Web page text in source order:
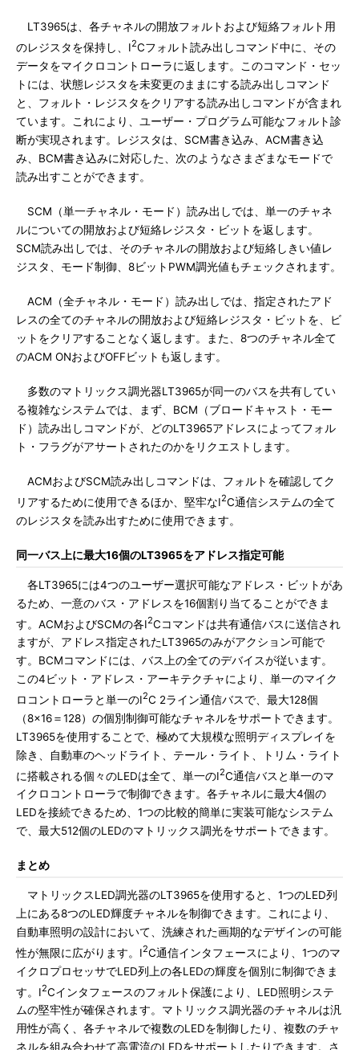
LT3965は、各チャネルの開放フォルトおよび短絡フォルト用
のレジスタを保持し、I2Cフォルト読み出しコマンド中に、その
データをマイクロコントローラに返します。このコマンド・セッ
トには、状態レジスタを未変更のままにする読み出しコマンド
と、フォルト・レジスタをクリアする読み出しコマンドが含まれ
ています。これにより、ユーザー・プログラム可能なフォルト診
断が実現されます。レジスタは、SCM書き込み、ACM書き込
み、BCM書き込みに対応した、次のようなさまざまなモードで
読み出すことができます。
SCM（単一チャネル・モード）読み出しでは、単一のチャネ
ルについての開放および短絡レジスタ・ビットを返します。
SCM読み出しでは、そのチャネルの開放および短絡しきい値レ
ジスタ、モード制御、8ビットPWM調光値もチェックされます。
ACM（全チャネル・モード）読み出しでは、指定されたアド
レスの全てのチャネルの開放および短絡レジスタ・ビットを、ビ
ットをクリアすることなく返します。また、8つのチャネル全て
のACM ONおよびOFFビットも返します。
多数のマトリックス調光器LT3965が同一のバスを共有してい
る複雑なシステムでは、まず、BCM（ブロードキャスト・モー
ド）読み出しコマンドが、どのLT3965アドレスによってフォル
ト・フラグがアサートされたのかをリクエストします。
ACMおよびSCM読み出しコマンドは、フォルトを確認してク
リアするために使用できるほか、堅牢なI2C通信システムの全て
のレジスタを読み出すために使用できます。
同一バス上に最大16個のLT3965をアドレス指定可能
各LT3965には4つのユーザー選択可能なアドレス・ビットがあ
るため、一意のバス・アドレスを16個割り当てることができま
す。ACMおよびSCMの各I2Cコマンドは共有通信バスに送信され
ますが、アドレス指定されたLT3965のみがアクション可能で
す。BCMコマンドには、バス上の全てのデバイスが従います。
この4ビット・アドレス・アーキテクチャにより、単一のマイク
ロコントローラと単一のI2C 2ライン通信バスで、最大128個
（8×16＝128）の個別制御可能なチャネルをサポートできます。
LT3965を使用することで、極めて大規模な照明ディスプレイを
除き、自動車のヘッドライト、テール・ライト、トリム・ライト
に搭載される個々のLEDは全て、単一のI2C通信バスと単一のマ
イクロコントローラで制御できます。各チャネルに最大4個の
LEDを接続できるため、1つの比較的簡単に実装可能なシステム
で、最大512個のLEDのマトリックス調光をサポートできます。
まとめ
マトリックスLED調光器のLT3965を使用すると、1つのLED列
上にある8つのLED輝度チャネルを制御できます。これにより、
自動車照明の設計において、洗練された画期的なデザインの可能
性が無限に広がります。I2C通信インタフェースにより、1つのマ
イクロプロセッサでLED列上の各LEDの輝度を個別に制御できま
す。I2Cインタフェースのフォルト保護により、LED照明システ
ムの堅牢性が確保されます。マトリックス調光器のチャネルは汎
用性が高く、各チャネルで複数のLEDを制御したり、複数のチャ
ネルを組み合わせて高電流のLEDをサポートしたりできます。さ